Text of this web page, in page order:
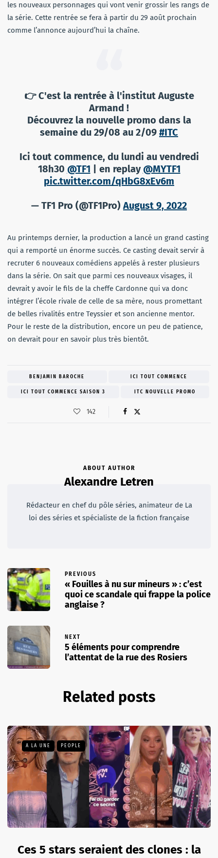
les nouveaux personnages qui vont venir grossir les rangs de
la série. Cette rentrée se fera à partir du 29 août prochain
comme l’annonce aujourd’hui la chaîne.
👉 C'est la rentrée à l'institut Auguste
Armand !
Découvrez la nouvelle promo dans la
semaine du 29/08 au 2/09 #ITC
Ici tout commence, du lundi au vendredi
18h30 @TF1 | en replay @MYTF1
pic.twitter.com/qHbG8xEv6m
— TF1 Pro (@TF1Pro)August 9, 2022
Au printemps dernier, la production a lancé un grand casting
qui a remporté un énorme succès. Ce casting devait servir à
recruter 6 nouveaux comédiens appelés à rester plusieurs
dans la série. On sait que parmi ces nouveaux visages, il
devrait y avoir le fils de la cheffe Cardonne qui va donc
intégrer l’école rivale de celle de sa mère, nous promettant
de belles rivalités entre Teyssier et son ancienne mentor.
Pour le reste de la distribution, encore un peu de patience,
on devrait pour en savoir plus très bientôt.
BENJAMIN BAROCHE ICI TOUT COMMENCE
ICI TOUT COMMENCE SAISON 3 ITC NOUVELLE PROMO
142
ABOUT AUTHOR
Alexandre Letren
Rédacteur en chef du pôle séries, animateur de La
loi des séries et spécialiste de la fiction française
PREVIOUS
« Fouilles à nu sur mineurs » : c’est
quoi ce scandale qui frappe la police
anglaise ?
NEXT
5 éléments pour comprendre
l’attentat de la rue des Rosiers
Related posts
A LA UNE PEOPLE
Ces 5 stars seraient des clones : la